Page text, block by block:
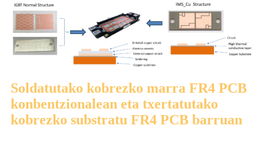
Soldatutako kobrezko marra FR4 PCB
konbentzionalean eta txertatutako
kobrezko substratu FR4 PCB barruan